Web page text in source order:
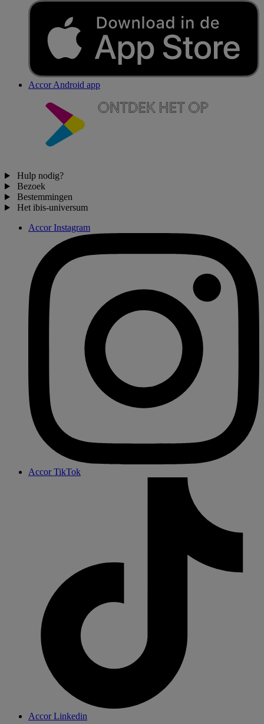
Accor Android app
Hulp nodig?
Bezoek
Bestemmingen
Het ibis-universum
Accor Instagram
Accor TikTok
Accor Linkedin